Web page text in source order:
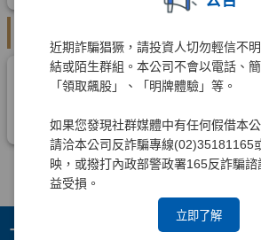
近期詐騙猖獗，請投資人切勿輕信不
結或陌生群組。本公司不會以電話、
「領取飆股」、「明牌體驗」等。
如果您發現社群媒體中有任何假借本
請洽本公司反詐騙專線(02)35181165
映，或撥打內政部警政署165反詐騙
益受損。
立即了解
+